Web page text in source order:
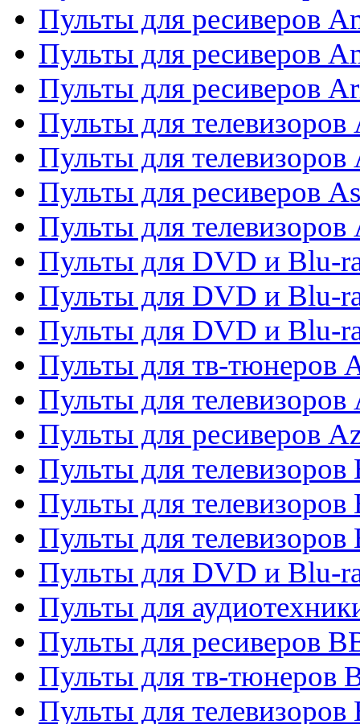
Пульты для ресиверов
Пульты для ресиверов
Пульты для ресиверов
Пульты для
Пульты для телевизоров
Пульты для ресиверов
Пульты для телевизоров
Пульты для DVD и Blu-
Пульты для DVD и Blu-
Пульты для DVD и Blu-
Пульты для тв-тюнеров
Пульты для телевизоров
Пульты для ресиверов
Пульты для
Пульты для
Пульты для
Пульты для DVD и Blu-
Пульты для
Пульты для ресиверов
Пульты для тв-тюнеров
Пульты для телевизоров